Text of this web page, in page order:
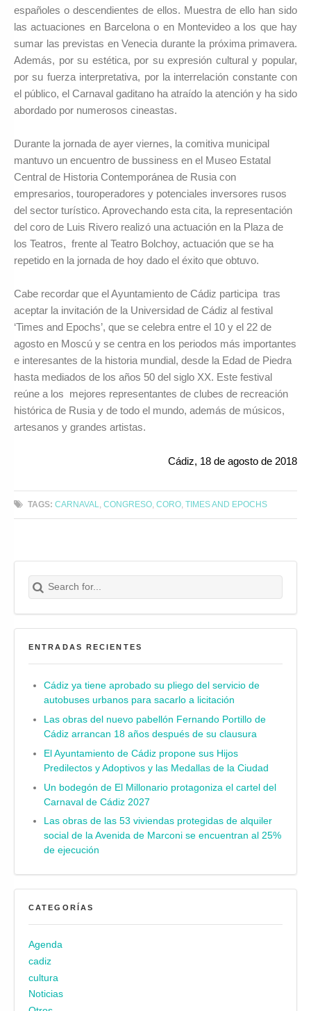
españoles o descendientes de ellos. Muestra de ello han sido
las actuaciones en Barcelona o en Montevideo a los que hay
sumar las previstas en Venecia durante la próxima primavera.
Además, por su estética, por su expresión cultural y popular,
por su fuerza interpretativa, por la interrelación constante con
el público, el Carnaval gaditano ha atraído la atención y ha sido
abordado por numerosos cineastas.
Durante la jornada de ayer viernes, la comitiva municipal
mantuvo un encuentro de bussiness en el Museo Estatal
Central de Historia Contemporánea de Rusia con
empresarios, touroperadores y potenciales inversores rusos
del sector turístico. Aprovechando esta cita, la representación
del coro de Luis Rivero realizó una actuación en la Plaza de
los Teatros, frente al Teatro Bolchoy, actuación que se ha
repetido en la jornada de hoy dado el éxito que obtuvo.
Cabe recordar que el Ayuntamiento de Cádiz participa tras
aceptar la invitación de la Universidad de Cádiz al festival
‘Times and Epochs’, que se celebra entre el 10 y el 22 de
agosto en Moscú y se centra en los periodos más importantes
e interesantes de la historia mundial, desde la Edad de Piedra
hasta mediados de los años 50 del siglo XX. Este festival
reúne a los mejores representantes de clubes de recreación
histórica de Rusia y de todo el mundo, además de músicos,
artesanos y grandes artistas.
Cádiz, 18 de agosto de 2018
TAGS: CARNAVAL ,CONGRESO ,CORO ,TIMES AND EPOCHS
Search for:
Buscar
ENTRADAS RECIENTES
Cádiz ya tiene aprobado su pliego del servicio de
autobuses urbanos para sacarlo a licitación
Las obras del nuevo pabellón Fernando Portillo de
Cádiz arrancan 18 años después de su clausura
El Ayuntamiento de Cádiz propone sus Hijos
Predilectos y Adoptivos y las Medallas de la Ciudad
Un bodegón de El Millonario protagoniza el cartel del
Carnaval de Cádiz 2027
Las obras de las 53 viviendas protegidas de alquiler
social de la Avenida de Marconi se encuentran al 25%
de ejecución
CATEGORÍAS
Agenda
cadiz
cultura
Noticias